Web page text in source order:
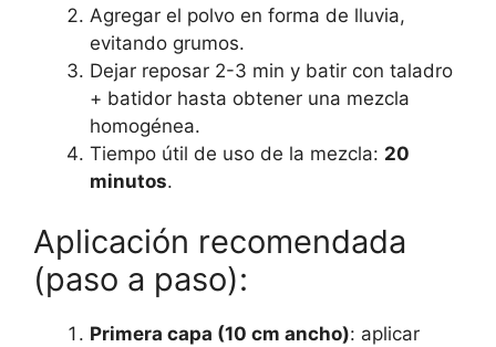
Agregar el polvo en forma de lluvia,
evitando grumos.
Dejar reposar 2-3 min y batir con taladro
+ batidor hasta obtener una mezcla
homogénea.
Tiempo útil de uso de la mezcla: 20
minutos.
Aplicación recomendada
(paso a paso):
Primera capa (10 cm ancho): aplicar